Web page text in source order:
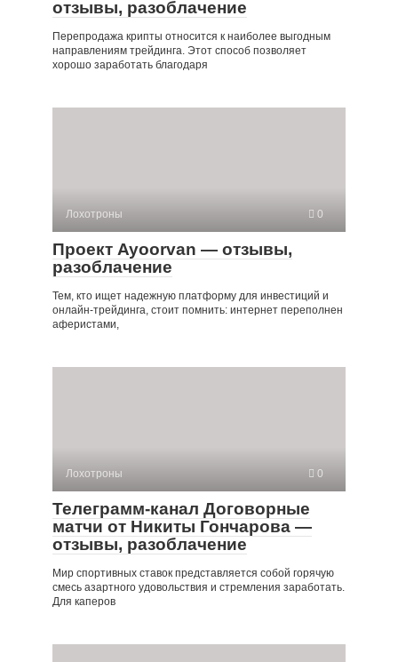
отзывы, разоблачение
Перепродажа крипты относится к наиболее выгодным
направлениям трейдинга. Этот способ позволяет
хорошо заработать благодаря
Лохотроны 0
Проект Ayoorvan — отзывы,
разоблачение
Тем, кто ищет надежную платформу для инвестиций и
онлайн-трейдинга, стоит помнить: интернет переполнен
аферистами,
Лохотроны 0
Телеграмм-канал Договорные
матчи от Никиты Гончарова —
отзывы, разоблачение
Мир спортивных ставок представляется собой горячую
смесь азартного удовольствия и стремления заработать.
Для каперов